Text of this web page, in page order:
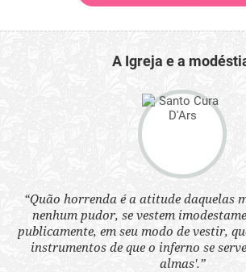
A Igreja e a
“Quão horrenda é a atitude daquelas
nenhum pudor, se vestem
publicamente, em seu modo de vestir,
instrumentos de que o inferno se
almas'.”